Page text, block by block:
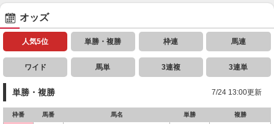
オッズ
人気5位 単勝・複勝 枠連 馬連
ワイド 馬単 3連複 3連単
単勝・複勝 7/24 13:00更新
枠番 馬番 馬名 単勝 複勝